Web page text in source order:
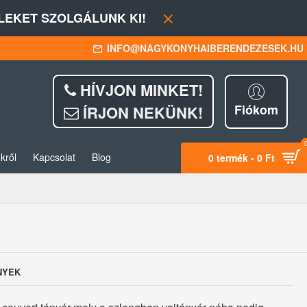
SZOLGÁLUNK KI!
INFO@NAGYKONYHAIBERENDEZESEK.HU
HÍVJON MINKET!
ÍRJON NEKÜNK!
Fiókom
Kapcsolat Blog 0 termék - 0 Ft